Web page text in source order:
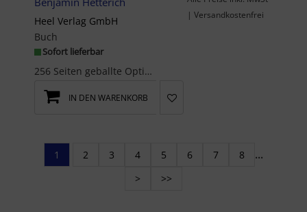
Heel Verlag GmbH
Buch
Sofort lieferbar
256 Seiten geballte OptiGrill-Power! Dieses in jeder Hinsicht große Optigrill-Kochbuch bietet übe...
| Versandkostenfrei
IN DEN WARENKORB
1 2 3 4 5 6 7 8
...
>
>>